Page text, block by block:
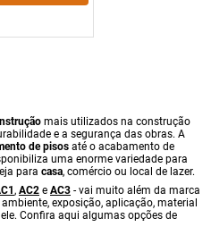
mais utilizados na construção
e a segurança das obras. A
de pisos até o acabamento de
uma enorme variedade para
para casa, comércio ou local de lazer.
, AC2 e AC3 - vai muito além da marca
exposição, aplicação, material
Confira aqui algumas opções de